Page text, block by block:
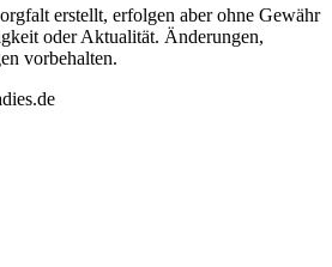
erstellt, erfolgen aber ohne Gewähr
oder Aktualität. Änderungen,
vorbehalten.